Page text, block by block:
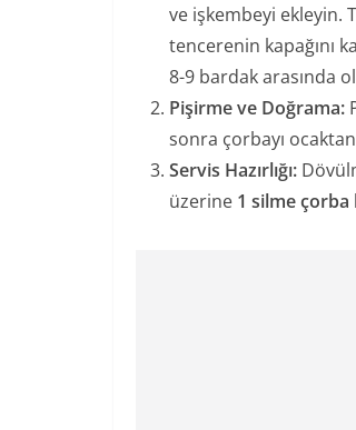
ve işkembeyi ekleyin.
tencerenin kapağını
8-9 bardak arasında
Pişirme ve Doğrama:
sonra çorbayı ocaktan
Servis Hazırlığı:
üzerine 1 silme çorba